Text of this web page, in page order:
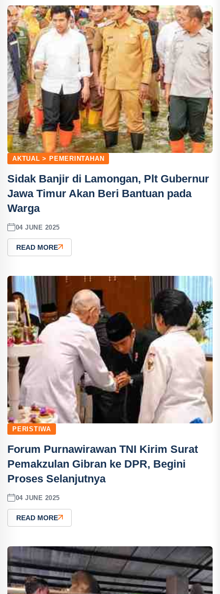
AKTUAL > PEMERINTAHAN
Sidak Banjir di Lamongan, Plt Gubernur
Jawa Timur Akan Beri Bantuan pada
Warga
04 JUNE 2025
READ MORE
PERISTIWA
Forum Purnawirawan TNI Kirim Surat
Pemakzulan Gibran ke DPR, Begini
Proses Selanjutnya
04 JUNE 2025
READ MORE